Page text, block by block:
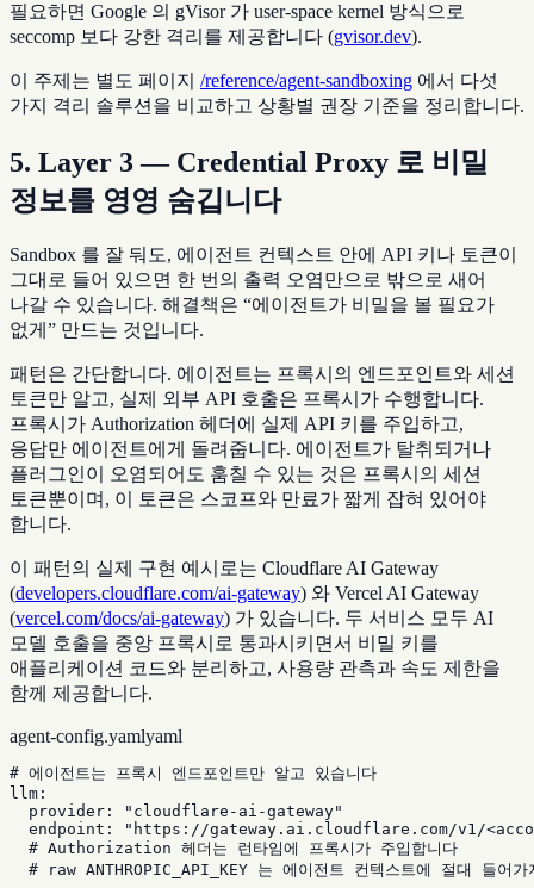
필요하면 Google 의 gVisor 가 user-space kernel 방식으로
seccomp 보다 강한 격리를 제공합니다 (gvisor.dev).
이 주제는 별도 페이지 /reference/agent-sandboxing 에서 다섯
가지 격리 솔루션을 비교하고 상황별 권장 기준을 정리합니다.
5. Layer 3 — Credential Proxy 로 비밀
정보를 영영 숨깁니다
Sandbox 를 잘 둬도, 에이전트 컨텍스트 안에 API 키나 토큰이
그대로 들어 있으면 한 번의 출력 오염만으로 밖으로 새어
나갈 수 있습니다. 해결책은 “에이전트가 비밀을 볼 필요가
없게” 만드는 것입니다.
패턴은 간단합니다. 에이전트는 프록시의 엔드포인트와 세션
토큰만 알고, 실제 외부 API 호출은 프록시가 수행합니다.
프록시가 Authorization 헤더에 실제 API 키를 주입하고,
응답만 에이전트에게 돌려줍니다. 에이전트가 탈취되거나
플러그인이 오염되어도 훔칠 수 있는 것은 프록시의 세션
토큰뿐이며, 이 토큰은 스코프와 만료가 짧게 잡혀 있어야
합니다.
이 패턴의 실제 구현 예시로는 Cloudflare AI Gateway
(developers.cloudflare.com/ai-gateway) 와 Vercel AI Gateway
(vercel.com/docs/ai-gateway) 가 있습니다. 두 서비스 모두 AI
모델 호출을 중앙 프록시로 통과시키면서 비밀 키를
애플리케이션 코드와 분리하고, 사용량 관측과 속도 제한을
함께 제공합니다.
agent-config.yamlyaml
# 에이전트는 프록시 엔드포인트만 알고 있습니다
llm:
  provider: "cloudflare-ai-gateway"
endpoint: "https://gateway.ai.cloudflare.com/v1/
  # Authorization 헤더는 런타임에 프록시가 주입합니다
# raw ANTHROPIC_API_KEY 는 에이전트 컨텍스트에 절대 들어가